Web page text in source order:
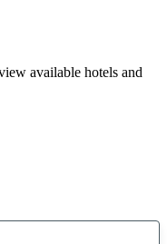
available hotels and